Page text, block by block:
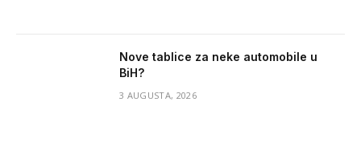
Nove tablice za neke automobile u
BiH?
3 AUGUSTA, 2026